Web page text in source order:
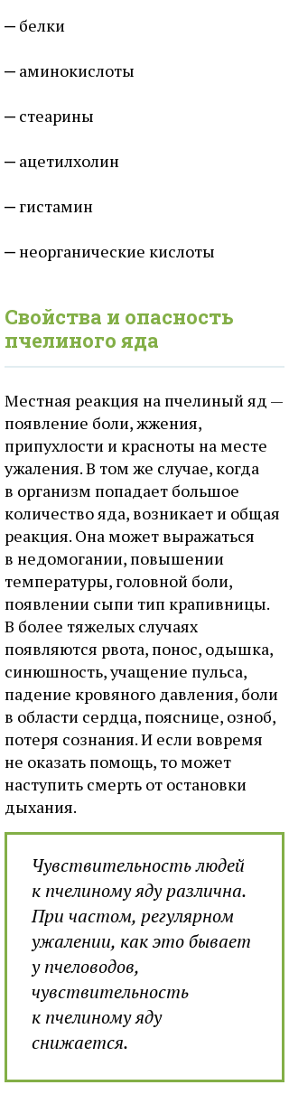
белки
аминокислоты
стеарины
ацетилхолин
гистамин
неорганические кислоты
Свойства и опасность
пчелиного яда
Местная реакция на пчелиный яд —
появление боли, жжения,
припухлости и красноты на мecте
ужаления. В том же случае, когда
в организм попадает большое
количество яда, возникает и общая
peaкция. Она может выражаться
в недомогании, повышении
температуры, головной боли,
появлении сыпи тип крапивницы.
В более тяжелых случаях
появляются рвота, понос, одышка,
синюшность, учащение пульса,
падение кровяного давления, боли
в области сердца, пояснице, озноб,
потеря сознания. И если вовремя
не оказать помощь, то может
наступить смерть от остановки
дыхания.
Чувствительность людей
к пчелиному яду различна.
При частом, регулярном
ужалении, как это бывает
у пчеловодов,
чувствительность
к пчелиному яду
снижается.